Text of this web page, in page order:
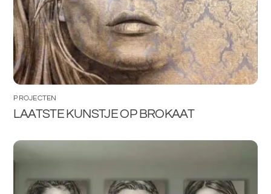
PROJECTEN
LAATSTE KUNSTJE OP BROKAAT